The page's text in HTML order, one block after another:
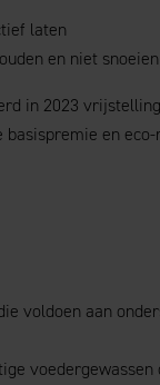
laten
en niet
in 2023
en
voldoen aan